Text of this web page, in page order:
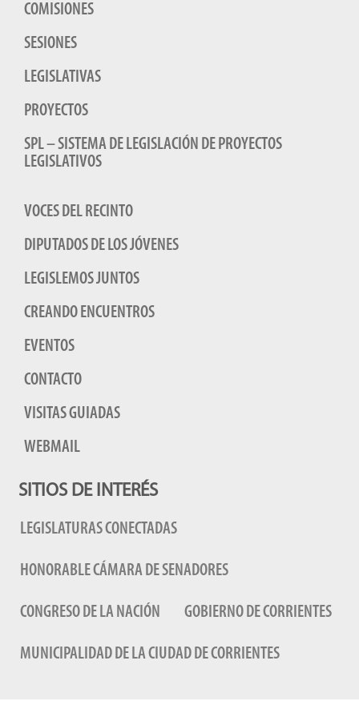
COMISIONES
SESIONES
LEGISLATIVAS
PROYECTOS
SPL – SISTEMA DE LEGISLACIÓN DE PROYECTOS
LEGISLATIVOS
VOCES DEL RECINTO
DIPUTADOS DE LOS JÓVENES
LEGISLEMOS JUNTOS
CREANDO ENCUENTROS
EVENTOS
CONTACTO
VISITAS GUIADAS
WEBMAIL
SITIOS DE INTERÉS
LEGISLATURAS CONECTADAS
HONORABLE CÁMARA DE SENADORES
CONGRESO DE LA NACIÓN GOBIERNO DE CORRIENTES
MUNICIPALIDAD DE LA CIUDAD DE CORRIENTES